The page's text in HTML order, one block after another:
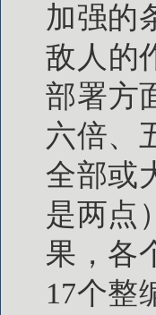
加强的
敌人的
部署方
六倍、
全部或
是两点
果，各
17个整